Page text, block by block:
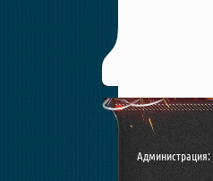
Администрация: